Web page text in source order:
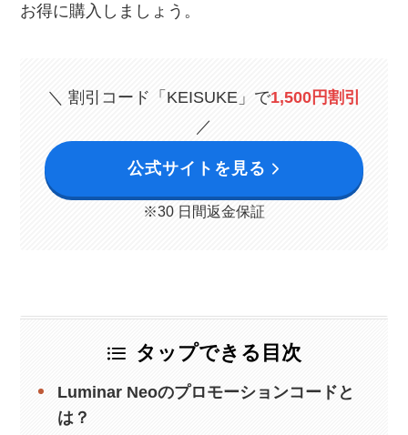
お得に購入しましょう。
＼ 割引コード「KEISUKE」で1,500円割引
／
公式サイトを見る
※30 日間返金保証
タップできる目次
Luminar Neoのプロモーションコードと
は？